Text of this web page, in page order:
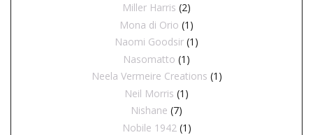
Miller Harris (2)
Mona di Orio (1)
Naomi Goodsir (1)
Nasomatto (1)
Neela Vermeire Creations (1)
Neil Morris (1)
Nishane (7)
Nobile 1942 (1)